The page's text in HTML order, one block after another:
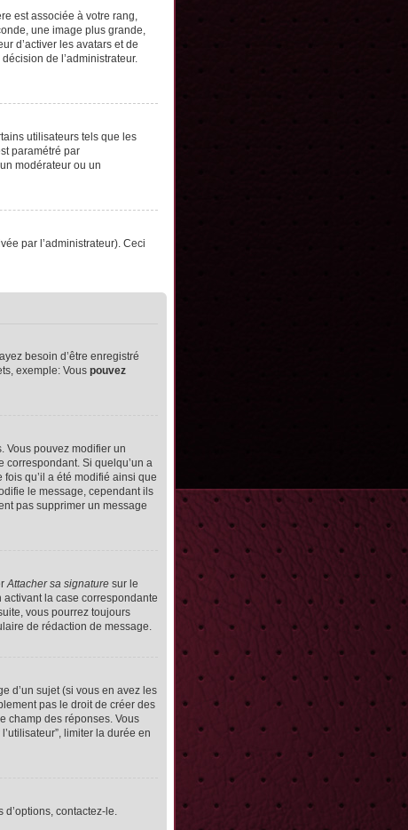
est associée à votre rang,
une image plus grande,
d’activer les avatars et de
de l’administrateur.
utilisateurs tels que les
paramétré par
modérateur ou un
par l’administrateur). Ceci
besoin d’être enregistré
exemple: Vous pouvez
Vous pouvez modifier un
correspondant. Si quelqu’un a
qu’il a été modifié ainsi que
le message, cependant ils
pas supprimer un message
Attacher sa signature sur le
la case correspondante
vous pourrez toujours
de rédaction de message.
d’un sujet (si vous en avez les
pas le droit de créer des
champ des réponses. Vous
limiter la durée en
d’options, contactez-le.